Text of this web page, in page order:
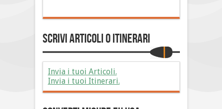
Scrivi Articoli o Itinerari
Invia i tuoi Articoli.
Invia i tuoi Itinerari.